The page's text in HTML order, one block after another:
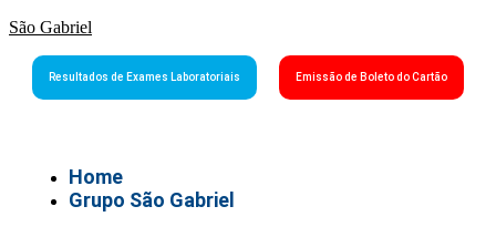
São Gabriel
Resultados de Exames Laboratoriais Emissão de Boleto do Cartão
Home
Grupo São Gabriel